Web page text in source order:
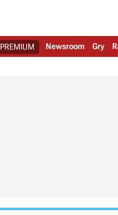
PREMIUM Newsroom Gry